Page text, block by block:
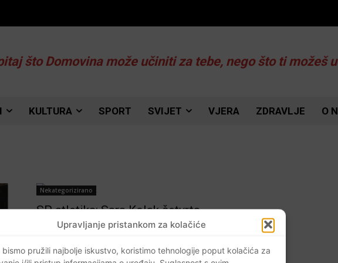
Upravljanje pristankom za kolačiće
bismo pružili najbolje iskustvo, koristimo tehnologije poput kolačića za
što Domovina može učiniti za tebe, nego što ti možeš
KULTURA SPORT SVIJET VJERA ZDRAVLJE O
Nekategorizirano
SP atletika: Sara Kolak četvrta,
Špotakovoj zlato nakon 10 godina